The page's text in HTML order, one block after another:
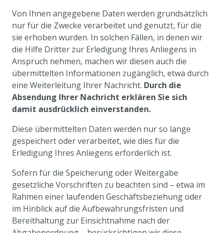
Von Ihnen angegebene Daten werden grundsätzlich
nur für die Zwecke verarbeitet und genutzt, für die
sie erhoben wurden. In solchen Fällen, in denen wir
die Hilfe Dritter zur Erledigung Ihres Anliegens in
Anspruch nehmen, machen wir diesen auch die
übermittelten Informationen zugänglich, etwa durch
eine Weiterleitung Ihrer Nachricht. Durch die
Absendung Ihrer Nachricht erklären Sie sich
damit ausdrücklich einverstanden.
Diese übermittelten Daten werden nur so lange
gespeichert oder verarbeitet, wie dies für die
Erledigung Ihres Anliegens erforderlich ist.
Sofern für die Speicherung oder Weitergabe
gesetzliche Vorschriften zu beachten sind – etwa im
Rahmen einer laufenden Geschäftsbeziehung oder
im Hinblick auf die Aufbewahrungsfristen und
Bereithaltung zur Einsichtnahme nach der